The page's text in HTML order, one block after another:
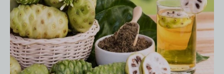
KEM CHỐNG NẮNG NHÀU
COLLAGEN TRÁI NHÀU
KEM ĐÁNH RĂNG NHÀU
02 BÁNH XÀ BÔNG NHÀU
SỮA RỬA MẶT TRÁI NHÀU
SẢN PHẨM KHÁC TỪ NHÀU
CÂY NHÀU GIỐNG